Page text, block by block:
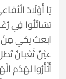
يَا أَوْلَادَ
تَسَائَلُوا فِي
ابعث يَحْيَ مِنْ
عَيْنٌ ثُعْبَانٌ
أَثْأَرُوا لِهَدْمِ